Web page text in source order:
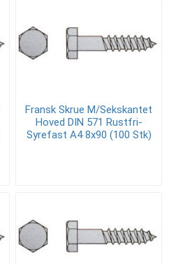
Fransk Skrue M/Sekskantet
Hoved DIN 571 Rustfri-
Syrefast A4 8x90 (100 Stk)